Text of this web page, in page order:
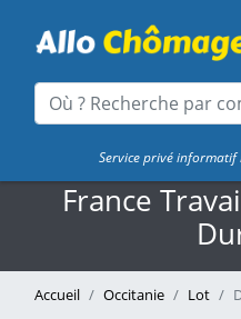
Service privé
France
Accueil Occitanie Lot